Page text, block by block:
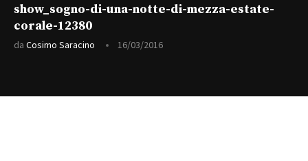
show_sogno-di-una-notte-di-mezza-estate-
corale-12380
da Cosimo Saracino 16/03/2016